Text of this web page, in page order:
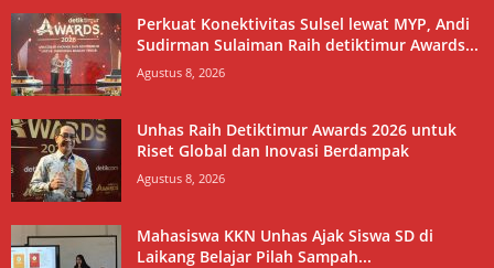
Perkuat Konektivitas Sulsel lewat MYP, Andi
Sudirman Sulaiman Raih detiktimur Awards...
Agustus 8, 2026
Unhas Raih Detiktimur Awards 2026 untuk
Riset Global dan Inovasi Berdampak
Agustus 8, 2026
Mahasiswa KKN Unhas Ajak Siswa SD di
Laikang Belajar Pilah Sampah...